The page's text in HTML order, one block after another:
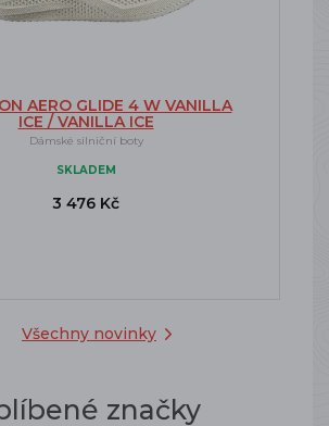
Všechny novinky
AERO GLIDE 4 W VANILLA
ICE / VANILLA ICE
Dámské silniční boty
SKLADEM
3 476 Kč
značky